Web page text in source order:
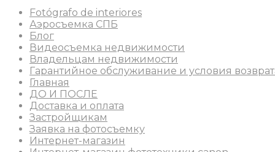
Fotógrafo de interiores
Аэросъемка СПБ
Блог
Видеосъемка недвижимости
Владельцам недвижимости
Гарантийное обслуживание и условия
Главная
ДО И ПОСЛЕ
Доставка и оплата
Застройщикам
Заявка на фотосъемку
Интернет-магазин